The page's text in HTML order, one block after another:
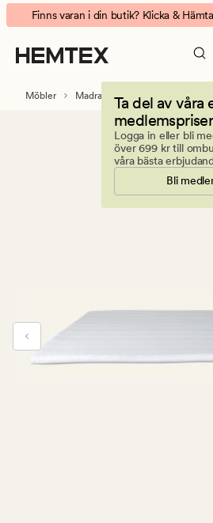
Basic
bäddmadrass
Animerad
banner.
Klicka
på
Finns varan i din butik? Klicka &
Ta del av våra
Logga in eller bli
över 699 kr till
våra bästa
Bli
Möbler Madrasser